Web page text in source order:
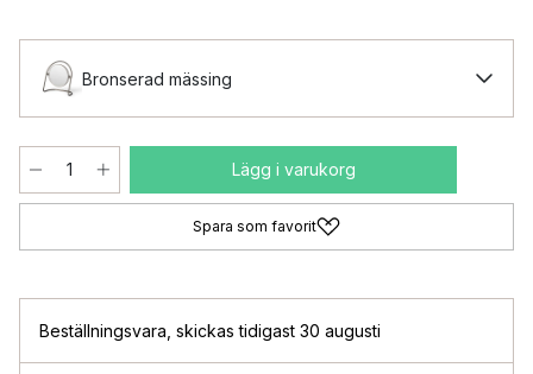
Bronserad mässing
Lägg i varukorg
Spara som favorit
Beställningsvara skickas tidigast 30 augusti